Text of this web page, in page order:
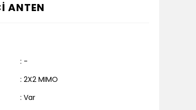
ANTEN
: -
: 2X2 MIMO
: Var